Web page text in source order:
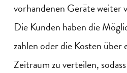
vorhandenen Geräte weiter
Die Kunden haben die
zahlen oder die Kosten über
Zeitraum zu verteilen,